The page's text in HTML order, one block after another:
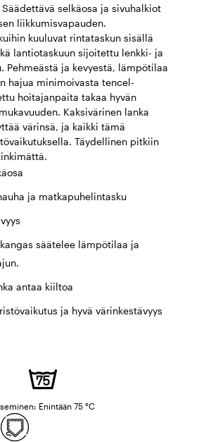
selkäosa ja sivuhalkiot
liikkumisvapauden.
kuuluvat rintataskun sisällä
lantiotaskuun sijoitettu lenkki- ja
Pehmeästä ja kevyestä, lämpötilaa
hajua minimoivasta tencel-
hoitajanpaita takaa hyvän
Kaksivärinen lanka
värinsä, ja kaikki tämä
Täydellinen pitkiin
ja matkapuhelintasku
säätelee lämpötilaa ja
antaa kiiltoa
ja hyvä värinkestävyys
Enintään 75 °C